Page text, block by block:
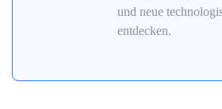
und neue
entdecken.